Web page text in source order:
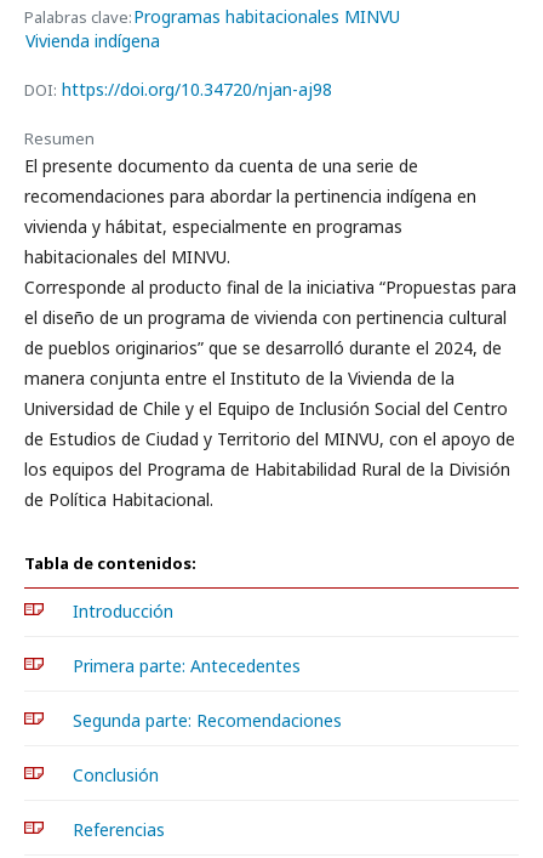
Palabras clave:Programas habitacionales MINVU
Vivienda indígena
DOI: https://doi.org/10.34720/njan-aj98
Resumen
El presente documento da cuenta de una serie de
recomendaciones para abordar la pertinencia indígena en
vivienda y hábitat, especialmente en programas
habitacionales del MINVU.
Corresponde al producto final de la iniciativa “Propuestas para
el diseño de un programa de vivienda con pertinencia cultural
de pueblos originarios” que se desarrolló durante el 2024, de
manera conjunta entre el Instituto de la Vivienda de la
Universidad de Chile y el Equipo de Inclusión Social del Centro
de Estudios de Ciudad y Territorio del MINVU, con el apoyo de
los equipos del Programa de Habitabilidad Rural de la División
de Política Habitacional.
Tabla de contenidos:
Introducción
Primera parte: Antecedentes
Segunda parte: Recomendaciones
Conclusión
Referencias